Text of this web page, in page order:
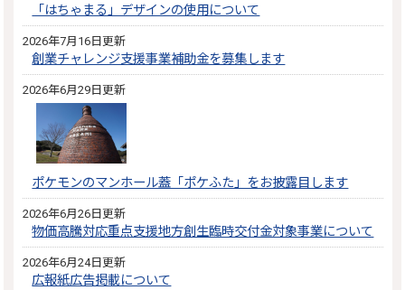
「はちゃまる」デザインの使用について
2026年7月16日更新
創業チャレンジ支援事業補助金を募集します
2026年6月29日更新
ポケモンのマンホール蓋「ポケふた」をお披露目します
2026年6月26日更新
物価高騰対応重点支援地方創生臨時交付金対象事業について
2026年6月24日更新
広報紙広告掲載について